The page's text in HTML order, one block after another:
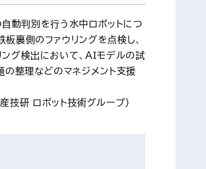
自動判別を行う水中ロボットにつ
裏側のファウリングを点検し、
グ検出において、ＡＩモデルの試
の整理などのマネジメント支援
技研 ロボット技術グループ）